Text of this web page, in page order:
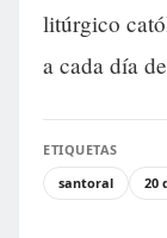
litúrgico
a cada día
ETIQUETAS
santoral
20